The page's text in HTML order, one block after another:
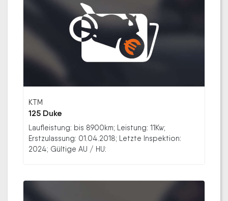
KTM
125 Duke
Laufleistung: bis 8900km; Leistung: 11Kw;
Erstzulassung: 01.04.2018; Letzte Inspektion:
2024; Gültige AU / HU: